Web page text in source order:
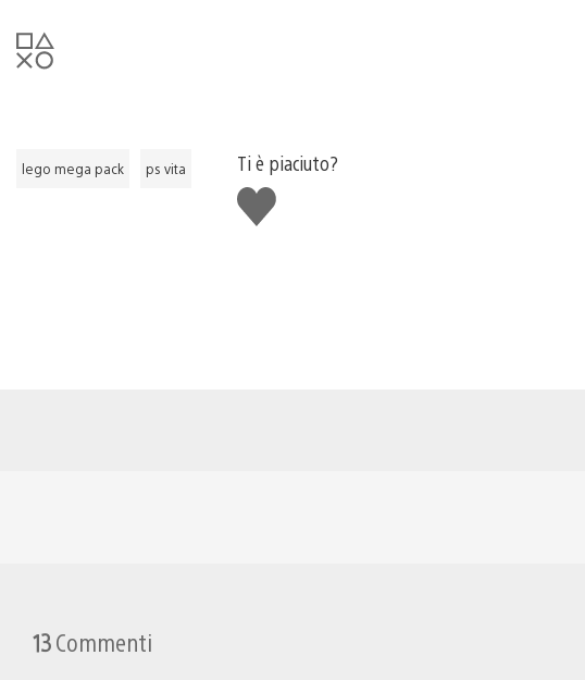
lego mega pack ps vita
Ti è piaciuto?
Mi
piace
13Commenti